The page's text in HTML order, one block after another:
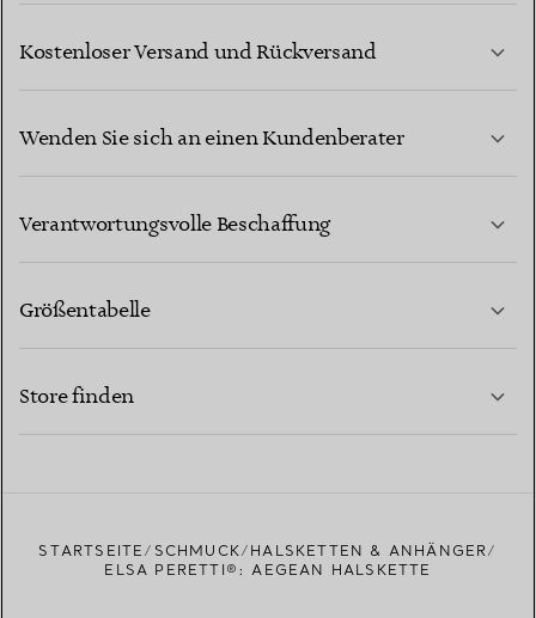
Kostenloser Versand und Rückversand
Wenden Sie sich an einen Kundenberater
Verantwortungsvolle Beschaffung
Größentabelle
Store finden
STARTSEITE SCHMUCK
HALSKETTEN & ANHÄNGER
ELSA PERETTI®: AEGEAN HALSKETTE